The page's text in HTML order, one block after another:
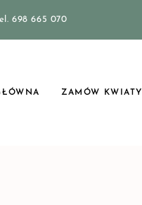
698 665 070
ZAMÓW KWIATY